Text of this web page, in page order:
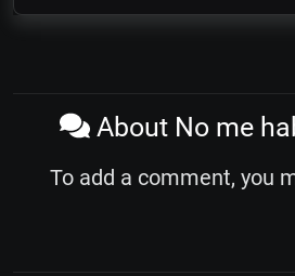
About No me
To add a comment, you